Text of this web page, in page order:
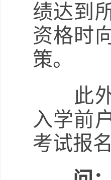
绩达到
资格时
策。
此外
入学前
考试报